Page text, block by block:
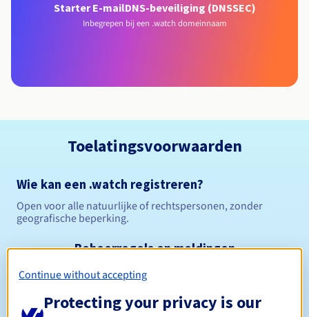
Starter E-mailDNS-beveiliging (DNSSEC)
Inbegrepen bij een .watch domeinnaam
Toelatingsvoorwaarden
Wie kan een .watch registreren?
Open voor alle natuurlijke of rechtspersonen, zonder
geografische beperking.
Beheerregels en meldingen
Registratieperiode
Continue without accepting
Protecting your privacy is our